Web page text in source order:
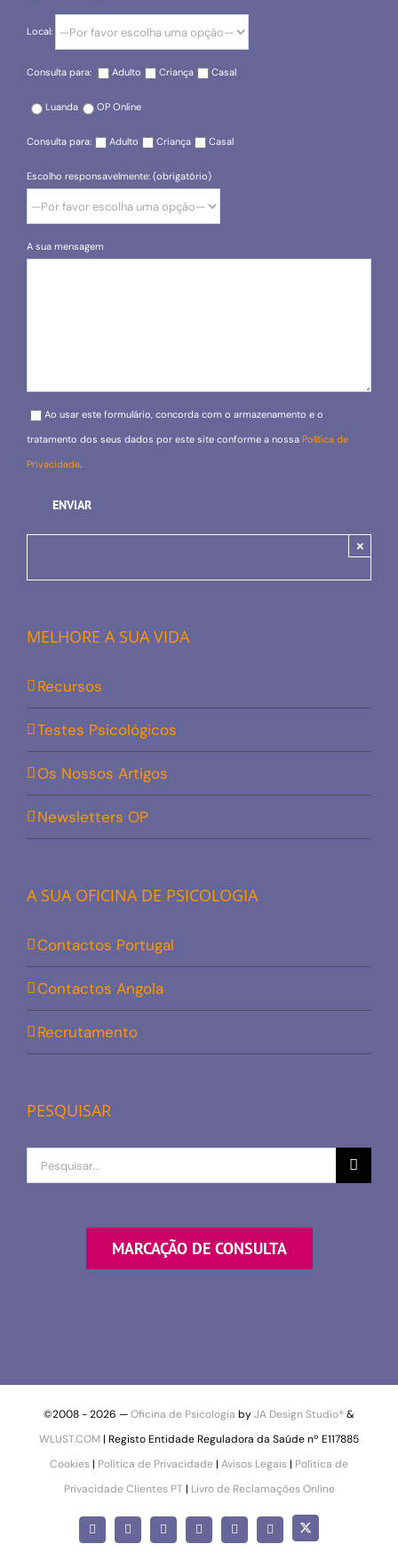
Local:
Consulta para: Adulto Criança Casal
Luanda OP Online
Consulta para: Adulto Criança Casal
Escolho responsavelmente: (obrigatório)
A sua mensagem
Please leave this field empty.
Ao usar este formulário, concorda com o armazenamento e o
tratamento dos seus dados por este site conforme a nossa Política de
Privacidade.
×
MELHORE A SUA VIDA
Recursos
Testes Psicológicos
Os Nossos Artigos
Newsletters OP
A SUA OFICINA DE PSICOLOGIA
Contactos Portugal
Contactos Angola
Recrutamento
PESQUISAR
Procurar
por
MARCAÇÃO DE CONSULTA
©2008 -2026 —Oficina de Psicologia byJA Design Studio®&
WLUST.COM | Registo Entidade Reguladora da Saúde nº E117885
Cookies| Política de Privacidade| Avisos Legais| Política de
Privacidade Clientes PT | Livro de Reclamações Online
FacebookInstagramLinkedInYouTubePinterestSoundCloud
X